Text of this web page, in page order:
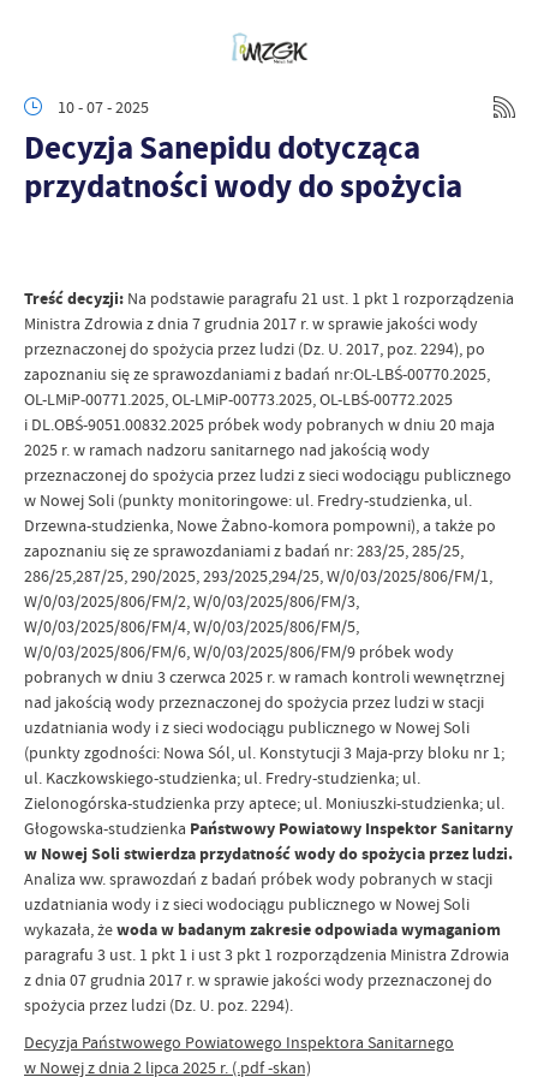
10 - 07 - 2025
Decyzja Sanepidu dotycząca
przydatności wody do spożycia
Treść decyzji: Na podstawie paragrafu 21 ust. 1 pkt 1 rozporządzenia
Ministra Zdrowia z dnia 7 grudnia 2017 r. w sprawie jakości wody
przeznaczonej do spożycia przez ludzi (Dz. U. 2017, poz. 2294), po
zapoznaniu się ze sprawozdaniami z badań nr:OL-LBŚ-00770.2025,
OL-LMiP-00771.2025, OL-LMiP-00773.2025, OL-LBŚ-00772.2025
i DL.OBŚ-9051.00832.2025 próbek wody pobranych w dniu 20 maja
2025 r. w ramach nadzoru sanitarnego nad jakością wody
przeznaczonej do spożycia przez ludzi z sieci wodociągu publicznego
w Nowej Soli (punkty monitoringowe: ul. Fredry-studzienka, ul.
Drzewna-studzienka, Nowe Żabno-komora pompowni), a także po
zapoznaniu się ze sprawozdaniami z badań nr: 283/25, 285/25,
286/25,287/25, 290/2025, 293/2025,294/25, W/0/03/2025/806/FM/1,
W/0/03/2025/806/FM/2, W/0/03/2025/806/FM/3,
W/0/03/2025/806/FM/4, W/0/03/2025/806/FM/5,
W/0/03/2025/806/FM/6, W/0/03/2025/806/FM/9 próbek wody
pobranych w dniu 3 czerwca 2025 r. w ramach kontroli wewnętrznej
nad jakością wody przeznaczonej do spożycia przez ludzi w stacji
uzdatniania wody i z sieci wodociągu publicznego w Nowej Soli
(punkty zgodności: Nowa Sól, ul. Konstytucji 3 Maja-przy bloku nr 1;
ul. Kaczkowskiego-studzienka; ul. Fredry-studzienka; ul.
Zielonogórska-studzienka przy aptece; ul. Moniuszki-studzienka; ul.
Głogowska-studzienka Państwowy Powiatowy Inspektor Sanitarny
w Nowej Soli stwierdza przydatność wody do spożycia przez ludzi.
Analiza ww. sprawozdań z badań próbek wody pobranych w stacji
uzdatniania wody i z sieci wodociągu publicznego w Nowej Soli
wykazała, żewoda w badanym zakresie odpowiada wymaganiom
paragrafu 3 ust. 1 pkt 1 i ust 3 pkt 1 rozporządzenia Ministra Zdrowia
z dnia 07 grudnia 2017 r. w sprawie jakości wody przeznaczonej do
spożycia przez ludzi (Dz. U. poz. 2294).
Decyzja Państwowego Powiatowego Inspektora Sanitarnego
w Nowej z dnia 2 lipca 2025 r. (.pdf -skan)